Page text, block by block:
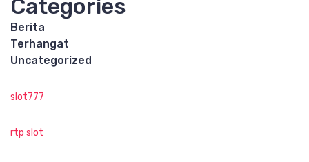
Categories
Berita
Terhangat
Uncategorized
slot777
rtp slot